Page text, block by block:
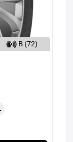
B (72)